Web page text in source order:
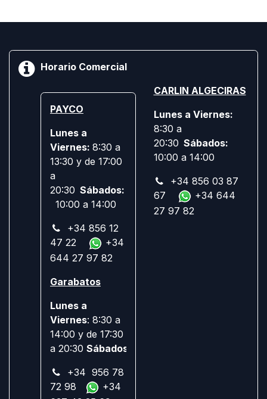
Horario Comercial
PAYCO
Lunes a
Viernes: 8:30 a
13:30 y de 17:00
a
20:30 Sábados:
10:00 a 14:00
+34 856 12
47 22
+34
644 27 97 82
Garabatos
Lunes a
Viernes: 8:30 a
14:00 y de 17:30
a 20:30 Sábados:
+34 956 78
72 98
+34
CARLIN ALGECIRAS
Lunes a Viernes:
8:30 a
20:30 Sábados:
10:00 a 14:00
+34 856 03 87
67
+34 644
27 97 82